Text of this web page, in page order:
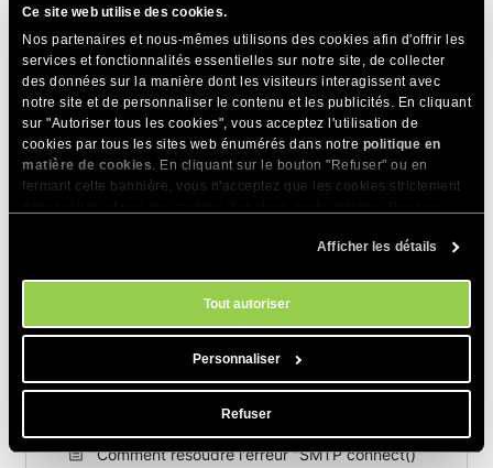
Ce site web utilise des cookies.
Nos partenaires et nous-mêmes utilisons des cookies afin d'offrir les
services et fonctionnalités essentielles sur notre site, de collecter
des données sur la manière dont les visiteurs interagissent avec
notre site et de personnaliser le contenu et les publicités. En cliquant
sur "Autoriser tous les cookies", vous acceptez l'utilisation de
cookies par tous les sites web énumérés dans notre politique en
matière de cookies. En cliquant sur le bouton "Refuser" ou en
fermant cette bannière, vous n'acceptez que les cookies strictement
. Vous pouvez gérer vos préférences
Afficher les détails
Tout autoriser
Personnaliser
Refuser
même dossier et insérez le code ci-dessus. Enregistrez le
fichier et essayez d’y accéder via votre navigateur:
http://yourdomain.com/fpdf/toPDF.php
Lors de son exécution, le script PHP génère un fichier PDF
dans votre navigateur.
Comment résoudre l'erreur "SMTP connect()